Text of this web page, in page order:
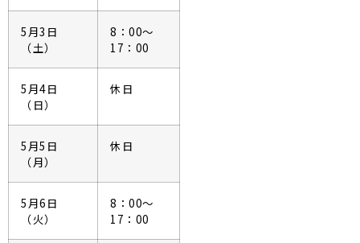
5月3日
（土）
8：00～
17：00
5月4日
（日）
休日
5月5日
（月）
休日
5月6日
（火）
8：00～
17：00